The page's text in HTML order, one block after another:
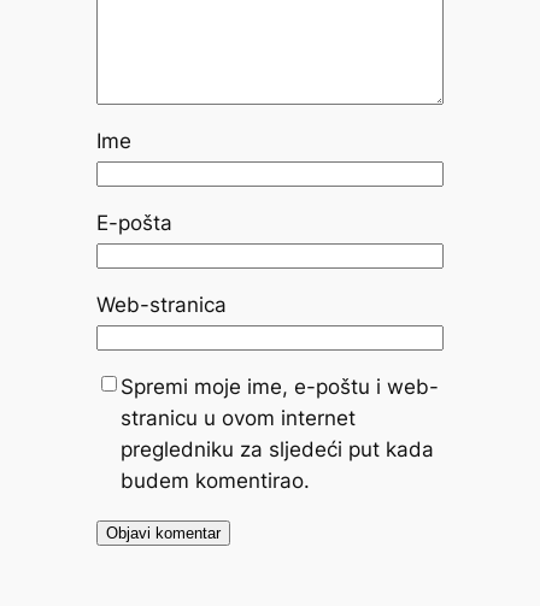
Ime
E-pošta
Web-stranica
Spremi moje ime, e-poštu i web-
stranicu u ovom internet
pregledniku za sljedeći put kada
budem komentirao.